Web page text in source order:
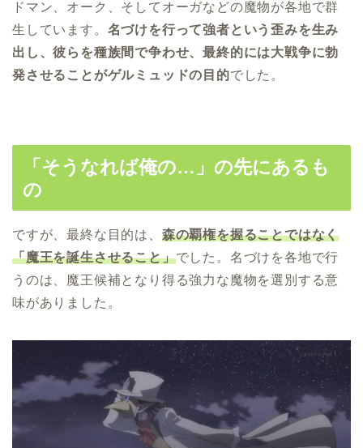
ドマン、オーク、そしてオーガなどの魔物が各地で群
生しています。 名づけを行って強者という歪みを生み
出し、彼らを種族間で争わせ、最終的には大戦争に勃
発させることがゲルミュッドの目的でした。
「そうなれば俺の…」の先にあるも
の
ですが、最終な目的は、 森の覇権を握ることではなく
「魔王を誕生させること」でした。名づけを各地で行
うのは、魔王候補となり得る強力な魔物を選別する意
味がありました。